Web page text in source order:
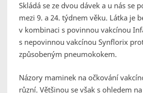
Skládá se ze dvou dávek a u nás se
mezi 9. a 24. týdnem věku. Látka je
v kombinaci s povinnou vakcínou
s nepovinnou vakcínou Synflorix
způsobeným pneumokokem.
Názory maminek na očkování
různí. Většinou se však s ohledem